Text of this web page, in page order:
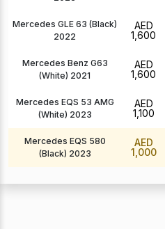
Mercedes GLE 63 (Black)
2022
AED
1,600
Mercedes Benz G63
(White) 2021
AED
1,600
Mercedes EQS 53 AMG
(White) 2023
AED
1,100
Mercedes EQS 580
(Black) 2023
AED
1,000